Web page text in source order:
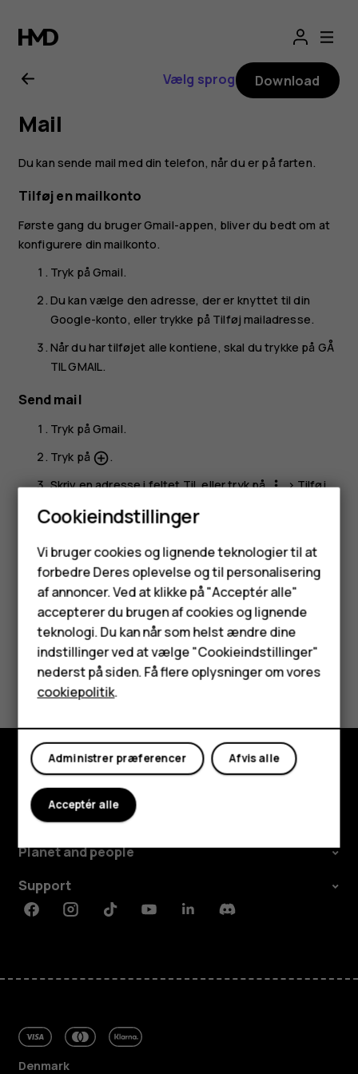
Brugervejledning
til
Nokia
1.4
Smartphones
Feature-telefoner
Tilbehør
HMD Terra M
Tablets
Min konto
Vælg sprog Download
Mail
Du kan sende mail med din telefon, når du er på farten.
Tilføj en mailkonto
Første gang du bruger Gmail-appen, bliver du bedt om at
konfigurere din mailkonto.
Tryk påGmail.
Du kan vælge den adresse, der er knyttet til din
Google-konto, eller trykke på Tilføj mailadresse.
Når du har tilføjet alle kontiene, skal du trykke på GÅ
TIL GMAIL.
Send mail
Tryk påGmail.
Tryk på add_circle_outline.
Skriv en adresse i feltetTil, eller tryk påmore_vert>Tilføj
Skriv meddelelsens emne og indhold.
Tryk på send.
Synes du, dette var nyttigt?
Udforsk
Om
Planet and people
Support
FacebookInstagramTiktokYoutubeLinkedinDiscord
Denmark
Cookieindstillinger
Vi bruger cookies og lignende teknologier til at
forbedre Deres oplevelse og til personalisering
af annoncer. Ved at klikke på "Acceptér alle"
accepterer du brugen af cookies og lignende
teknologi. Du kan når som helst ændre dine
indstillinger ved at vælge "Cookieindstillinger"
nederst på siden. Få flere oplysninger om vores
cookiepolitik.
Afvis alle
Administrer præferencer
Acceptér alle